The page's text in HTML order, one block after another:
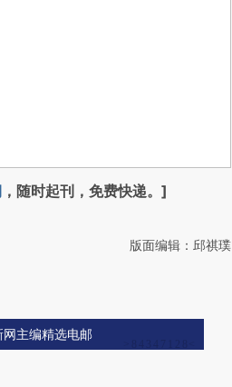
，随时起刊，免费快递。]
版面编辑：邱祺璞
网主编精选电邮